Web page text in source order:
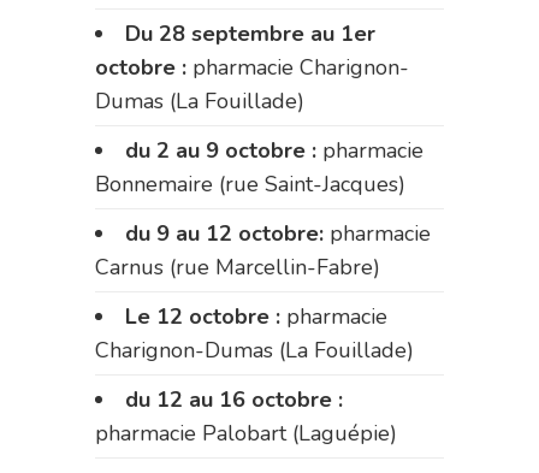
Du 28 septembre au 1er
octobre : pharmacie Charignon-
Dumas (La Fouillade)
du 2 au 9 octobre : pharmacie
Bonnemaire (rue Saint-Jacques)
du 9 au 12 octobre: pharmacie
Carnus (rue Marcellin-Fabre)
Le 12 octobre : pharmacie
Charignon-Dumas (La Fouillade)
du 12 au 16 octobre :
pharmacie Palobart (Laguépie)